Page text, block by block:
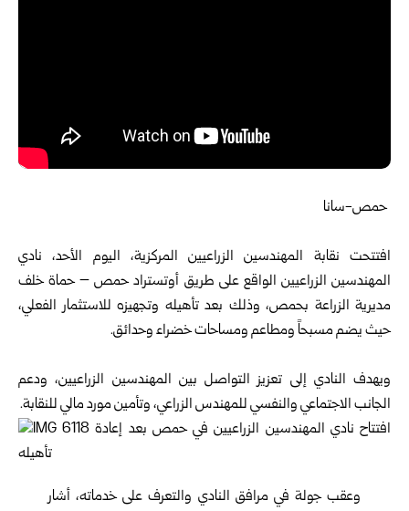
حمص-سانا
افتتحت نقابة المهندسين الزراعيينالمركزية، اليوم الأحد، نادي
المهندسين الزراعيين الواقع على طريق أوتستراد حمص – حماة خلف
مديرية الزراعة بحمص، وذلك بعد تأهيله وتجهيزه للاستثمار الفعلي،
حيث يضم مسبحاً ومطاعم ومساحات خضراء وحدائق.
ويهدف النادي إلى تعزيز التواصل بين المهندسين الزراعيين، ودعم
الجانب الاجتماعي والنفسي للمهندس الزراعي، وتأمين مورد مالي للنقابة.
وعقب جولة في مرافق النادي والتعرف على خدماته، أشار